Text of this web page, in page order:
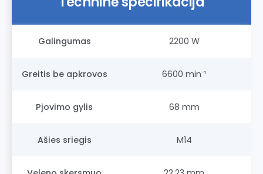
Galingumas 2200 W
Greitis be apkrovos 6600 min⁻¹
Pjovimo gylis 68 mm
Ašies sriegis M14